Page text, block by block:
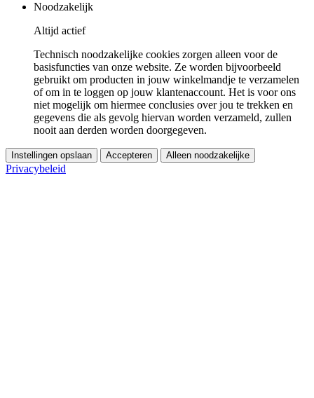
Noodzakelijk
Altijd actief
Technisch noodzakelijke cookies zorgen alleen voor de
basisfuncties van onze website. Ze worden bijvoorbeeld
gebruikt om producten in jouw winkelmandje te verzamelen
of om in te loggen op jouw klantenaccount. Het is voor ons
niet mogelijk om hiermee conclusies over jou te trekken en
gegevens die als gevolg hiervan worden verzameld, zullen
nooit aan derden worden doorgegeven.
Instellingen opslaan Accepteren Alleen noodzakelijke
Privacybeleid